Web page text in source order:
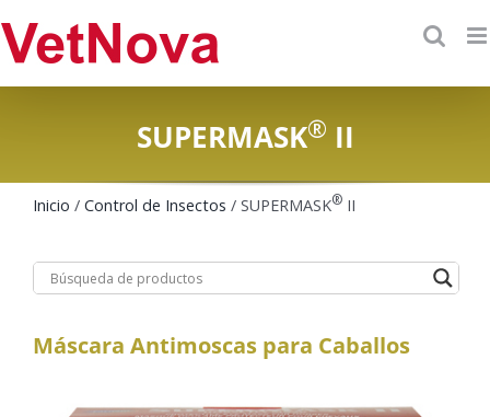
to
content
SUPERMASK® II
Inicio / Control de Insectos / SUPERMASK® II
Máscara Antimoscas para Caballos